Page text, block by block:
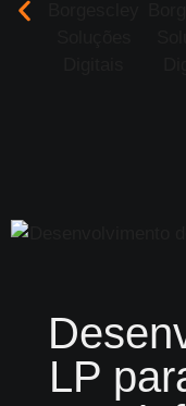
LP